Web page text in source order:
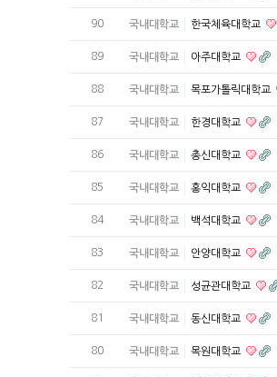
90 국내대학교 한국체육대학교
89 국내대학교 아주대학교
88 국내대학교 목포가톨릭대학교
87 국내대학교 한경대학교
86 국내대학교 총신대학교
85 국내대학교 홍익대학교
84 국내대학교 백석대학교
83 국내대학교 안양대학교
82 국내대학교 성균관대학교
81 국내대학교 동신대학교
80 국내대학교 목원대학교